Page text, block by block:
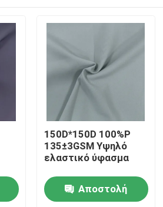
150D*150D 100%P
135±3GSM Υψηλό
ελαστικό ύφασμα
Αποστολή